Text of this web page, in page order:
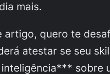
mais.
artigo, quero te
atestar se seu
sobre